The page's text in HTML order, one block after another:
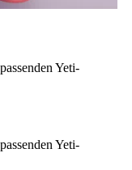
Yeti-
Yeti-